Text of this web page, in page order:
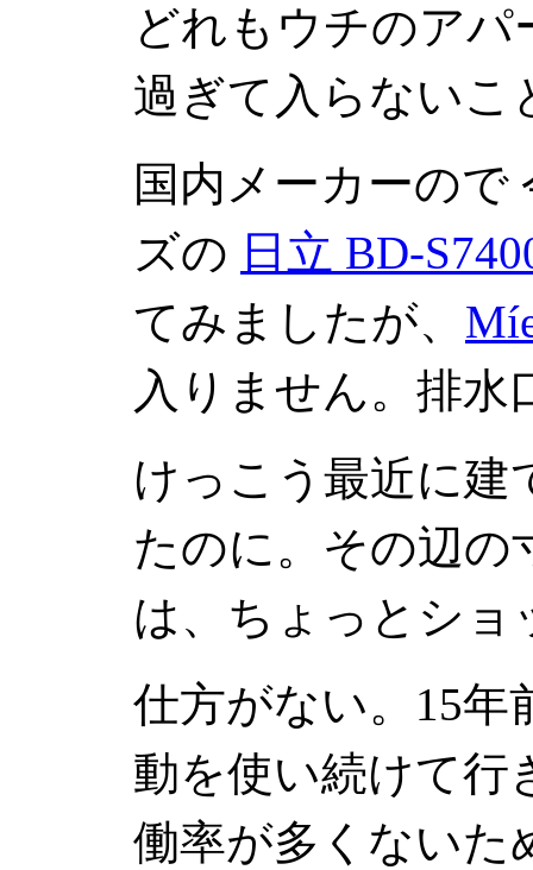
どれもウチのア
過ぎて入らないこ
国内メーカーので
ズの 日立 BD-
てみましたが、
入りません。排
けっこう最近に建
たのに。その辺の
は、ちょっとショ
仕方がない。15年
動を使い続けて行
働率が多くないた